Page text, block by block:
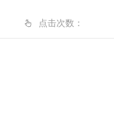
点击次数：